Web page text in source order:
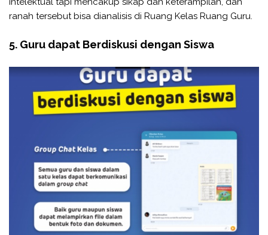
ranah tersebut bisa dianalisis di Ruang Kelas Ruang Guru.
5. Guru dapat Berdiskusi dengan Siswa